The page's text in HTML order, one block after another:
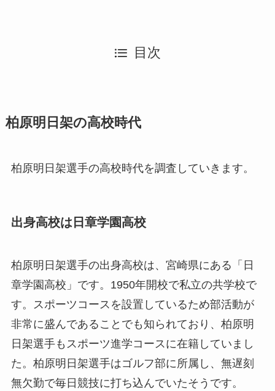
目次
柏原明日架の高校時代
柏原明日架選手の高校時代を調査していきます。
出身高校は日章学園高校
柏原明日架選手の出身高校は、宮崎県にある「日
章学園高校」です。1950年開校で私立の共学校で
す。スポーツコースを設置しているため部活動が
非常に盛んであることでも知られており、柏原明
日架選手もスポーツ進学コースに在籍していまし
た。柏原明日架選手はゴルフ部に所属し、無遅刻
無欠勤で毎日競技に打ち込んでいたそうです。